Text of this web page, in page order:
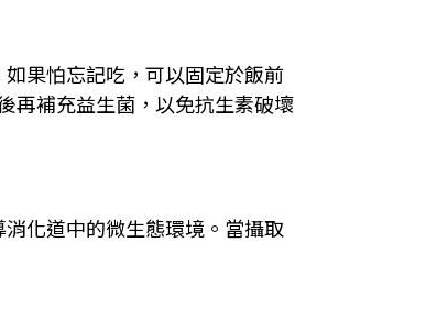
果怕忘記吃，可以固定於飯前
再補充益生菌，以免抗生素破壞
化道中的微生態環境。當攝取